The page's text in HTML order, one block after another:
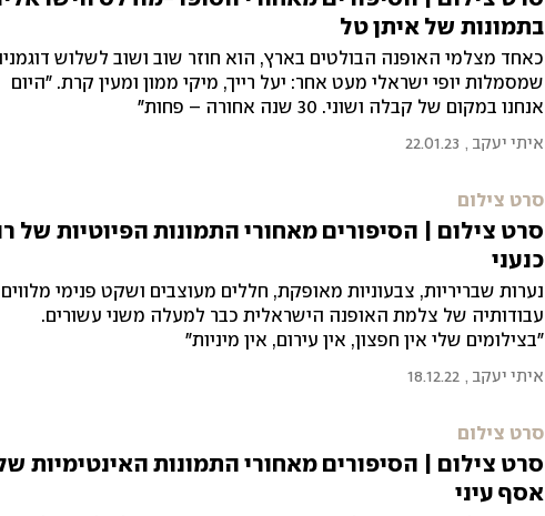
בתמונות של איתן טל
כאחד מצלמי האופנה הבולטים בארץ, הוא חוזר שוב ושוב לשלוש
שמסמלות יופי ישראלי מעט אחר: יעל רייך, מיקי ממון ומעין קרת. "היום
אנחנו במקום של קבלה ושוני. 30 שנה אחורה – פחות"
איתי יעקב ,
22.01.23
סרט צילום
סרט צילום | הסיפורים מאחורי התמונות הפיוטיות של
כנעני
נערות שבריריות, צבעוניות מאופקת, חללים מעוצבים ושקט פנימי
עבודותיה של צלמת האופנה הישראלית כבר למעלה משני עשורים.
"בצילומים שלי אין חפצון, אין עירום, אין מיניות"
איתי יעקב ,
18.12.22
סרט צילום
סרט צילום | הסיפורים מאחורי התמונות האינטימיות
אסף עיני